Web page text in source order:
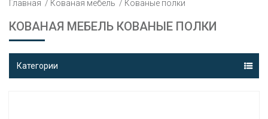
Главная Кованая мебель Кованые полки
КОВАНАЯ МЕБЕЛЬ КОВАНЫЕ ПОЛКИ
Категории